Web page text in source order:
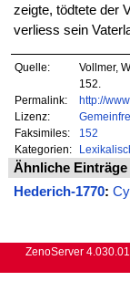
zeigte, tödtete der
verliess sein
Quelle:
Vollmer,
152.
Permalink:
http://
Lizenz:
Faksimiles:
152
Kategorien:
Ähnliche
Hederich-1770:
ZenoServer